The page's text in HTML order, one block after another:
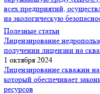
всех предприятий,
на экологическую
Полезные статьи
Лицензирование
получении лицензии на
1 октября 2024
Лицензирование скважин
который обеспечивает
ресурсов